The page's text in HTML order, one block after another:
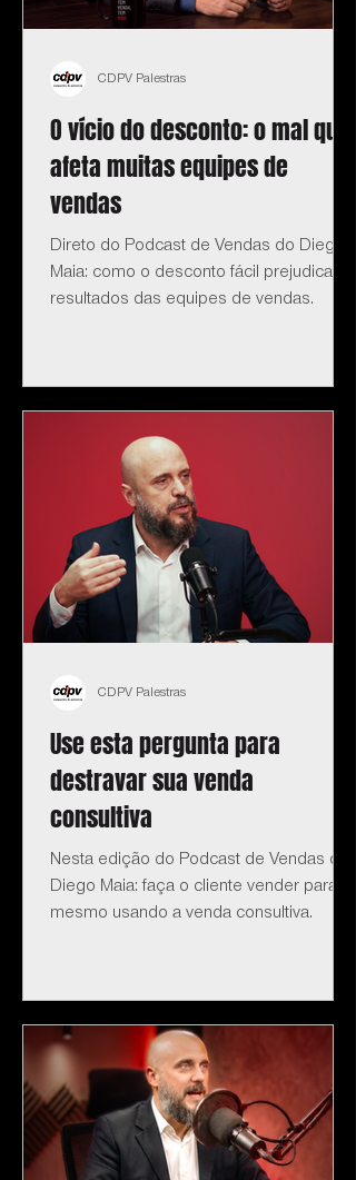
O vício do desconto: o mal que
afeta muitas equipes de
vendas
Direto do Podcast de Vendas do Diego
Maia: como o desconto fácil prejudica os
resultados das equipes de vendas.
CDPV Palestras
Use esta pergunta para
destravar sua venda
consultiva
Nesta edição do Podcast de Vendas do
Diego Maia: faça o cliente vender para si
mesmo usando a venda consultiva.
CDPV Palestras